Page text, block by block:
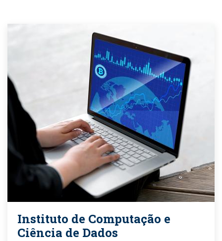
Instituto de Computação e
Ciência de Dados